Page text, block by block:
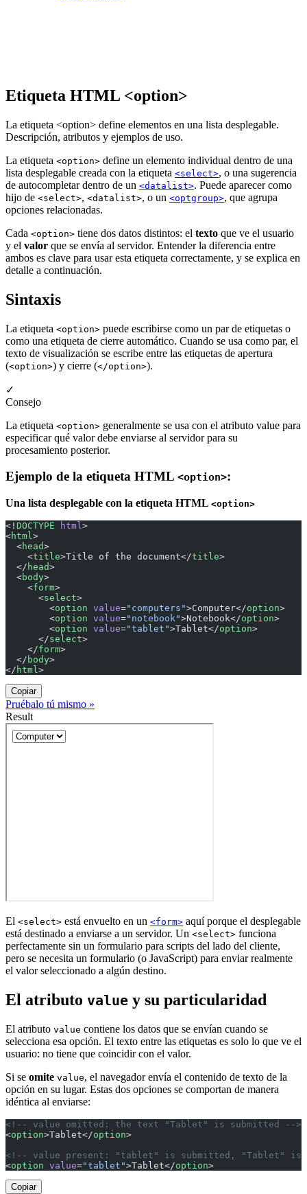
Etiqueta HTML <option>
La etiqueta <option> define elementos en una lista desplegable.
Descripción, atributos y ejemplos de uso.
La etiqueta <option> define un elemento individual dentro de una
lista desplegable creada con la etiqueta <select>, o una sugerencia
de autocompletar dentro de un <datalist>. Puede aparecer como
hijo de <select>, <datalist>, o un <optgroup>, que agrupa
opciones relacionadas.
Cada <option> tiene dos datos distintos: el texto que ve el usuario
y el valor que se envía al servidor. Entender la diferencia entre
ambos es clave para usar esta etiqueta correctamente, y se explica en
detalle a continuación.
Sintaxis
La etiqueta <option> puede escribirse como un par de etiquetas o
como una etiqueta de cierre automático. Cuando se usa como par, el
texto de visualización se escribe entre las etiquetas de apertura
(<option>) y cierre (</option>).
✓
Consejo
La etiqueta <option> generalmente se usa con el atributo value para
especificar qué valor debe enviarse al servidor para su
procesamiento posterior.
Ejemplo de la etiqueta HTML <option>:
Una lista desplegable con la etiqueta HTML <option>
<! DOCTYPE html>
<html>
  <
head>
    <
title>Title of the document</title>
  </
head>
  <
body>
    <
form>
      <
select>
        <
option value="computers">Computer</option>
        <
option value="notebook">Notebook</option>
        <
option value="tablet">Tablet</option>
      </
select>
    </
form>
  </
body>
</ html>
Copiar
Pruébalo tú mismo »
Result
El <select> está envuelto en un <form> aquí porque el desplegable
está destinado a enviarse a un servidor. Un <select> funciona
perfectamente sin un formulario para scripts del lado del cliente,
pero se necesita un formulario (o JavaScript) para enviar realmente
el valor seleccionado a algún destino.
El atributo value y su particularidad
El atributo value contiene los datos que se envían cuando se
selecciona esa opción. El texto entre las etiquetas es solo lo que ve el
usuario: no tiene que coincidir con el valor.
Si se omite value, el navegador envía el contenido de texto de la
opción en su lugar. Estas dos opciones se comportan de manera
idéntica al enviarse:
<!-- value omitted: the text "Tablet" is submitted -->
<option>Tablet</option>
<!-- value present: "tablet" is submitted, "Tablet" is
<option value="tablet">Tablet</option>
Copiar